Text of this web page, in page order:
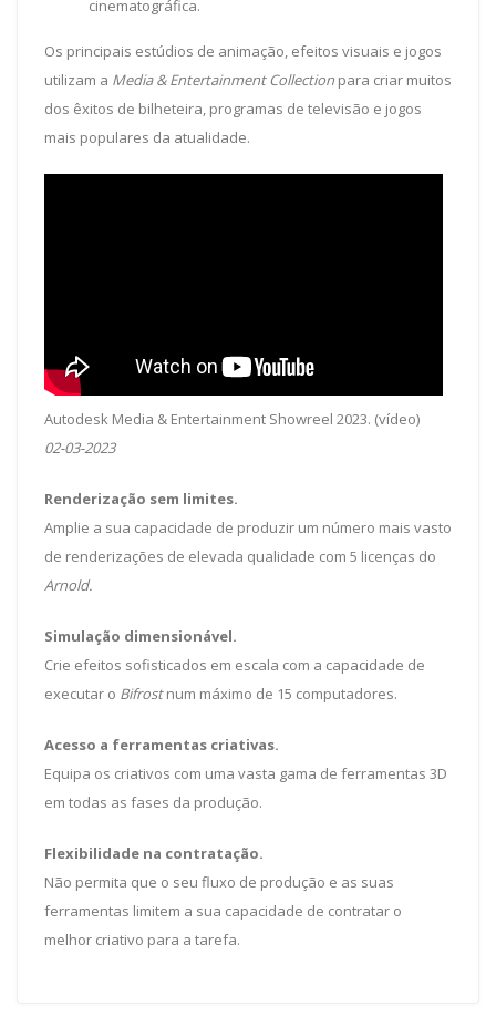
cinematográfica.
Os principais estúdios de animação, efeitos visuais e jogos
utilizam a Media & Entertainment Collection para criar muitos
dos êxitos de bilheteira, programas de televisão e jogos
mais populares da atualidade.
Autodesk Media & Entertainment Showreel 2023. (vídeo)
02-03-2023
Renderização sem limites.
Amplie a sua capacidade de produzir um número mais vasto
de renderizações de elevada qualidade com 5 licenças do
Arnold.
Simulação dimensionável.
Crie efeitos sofisticados em escala com a capacidade de
executar o Bifrostnum máximo de 15 computadores.
Acesso a ferramentas criativas.
Equipa os criativos com uma vasta gama de ferramentas 3D
em todas as fases da produção.
Flexibilidade na contratação.
Não permita que o seu fluxo de produção e as suas
ferramentas limitem a sua capacidade de contratar o
melhor criativo para a tarefa.